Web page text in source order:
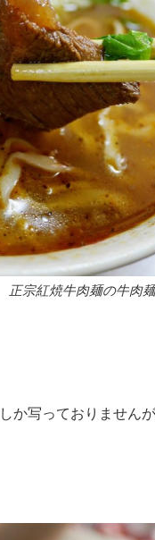
正宗紅焼牛肉麺の牛肉
か写っておりません